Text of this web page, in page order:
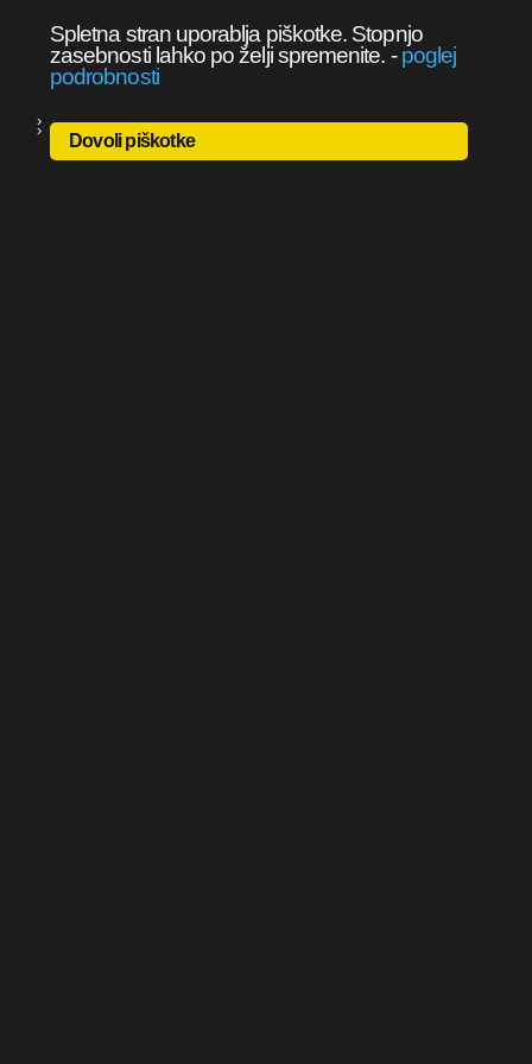
Spletna stran uporablja piškotke. Stopnjo
zasebnosti lahko po želji spremenite. -poglej
podrobnosti
Dovoli piškotke